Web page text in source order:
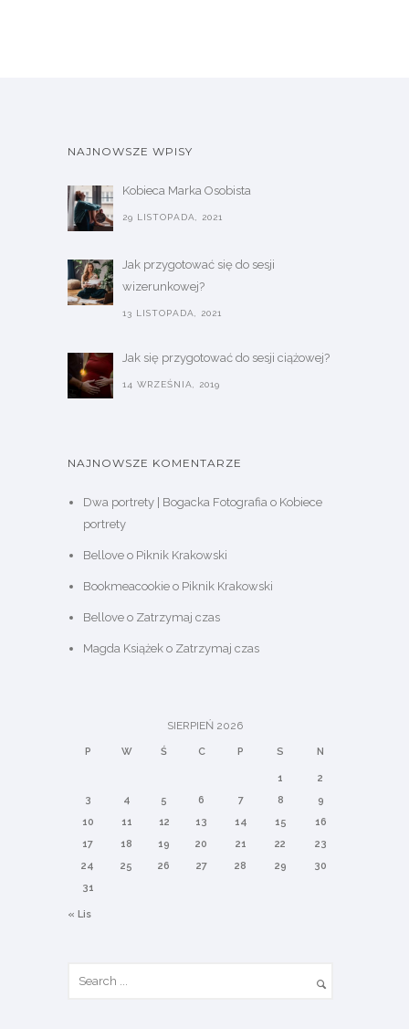
NAJNOWSZE WPISY
Kobieca Marka Osobista
29 LISTOPADA, 2021
Jak przygotować się do sesji
wizerunkowej?
13 LISTOPADA, 2021
Jak się przygotować do sesji ciążowej?
14 WRZEŚNIA, 2019
NAJNOWSZE KOMENTARZE
Dwa portrety | Bogacka Fotografiao Kobiece
portrety
Belloveo Piknik Krakowski
Bookmeacookieo Piknik Krakowski
Belloveo Zatrzymaj czas
Magda Książeko Zatrzymaj czas
SIERPIEŃ 2026
P W Ś C P S N
« Lis
1
2
3
4 5 6 7 8
9
10
11 12 13 14 15
16
17
18 19 20 21 22
23
24
25 26 27 28 29
30
31